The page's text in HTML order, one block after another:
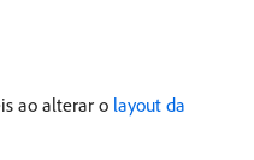
ao alterar o layout da